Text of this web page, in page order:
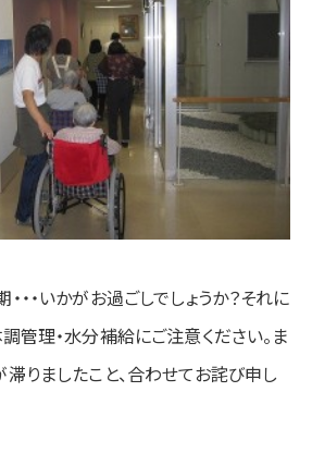
・・いかがお過ごしでしょうか？それに
管理・水分補給にご注意ください。ま
りましたこと、合わせてお詫び申し